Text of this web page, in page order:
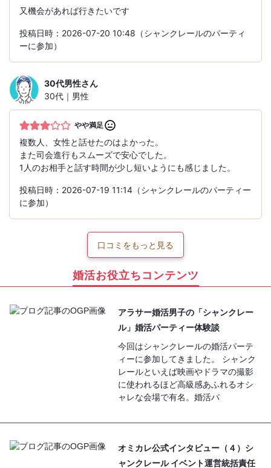
又機会があれば行きたいです
投稿日時：2026-07-20 10:48（シャンクレールのパーティ
ーに参加）
30代男性さん
30代｜男性
やや満足
複数人、女性と話せたのはよかった。
また司会進行もスムーズで安心でした。
1人のお相手と話す時間が少し短いようにも感じました。
投稿日時：2026-07-19 11:14（シャンクレールのパーティー
に参加）
口コミをもっと見る
婚活お役立ちコンテンツ
アラサー婚活男子の「シャンクレー
ル」婚活パーティー体験談
今回はシャンクレールの婚活パーテ
ィーに参加してきました。 シャンク
レールといえば映画やドラマの撮影
に使われるほど高級感あふれるオシ
ャレな会場で有名。婚活パ
オミカレ公式インタビュー（４）シ
ャンクレール イベント運営統括責任